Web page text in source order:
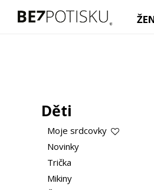
Děti
Moje srdcovky
Novinky
Trička
Mikiny